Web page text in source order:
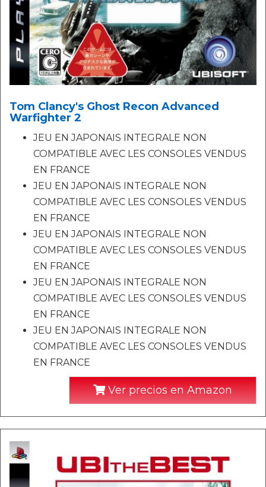
Tom Clancy's Ghost Recon Advanced
Warfighter 2
JEU EN JAPONAIS INTEGRALE NON
COMPATIBLE AVEC LES CONSOLES VENDUS
EN FRANCE
JEU EN JAPONAIS INTEGRALE NON
COMPATIBLE AVEC LES CONSOLES VENDUS
EN FRANCE
JEU EN JAPONAIS INTEGRALE NON
COMPATIBLE AVEC LES CONSOLES VENDUS
EN FRANCE
JEU EN JAPONAIS INTEGRALE NON
COMPATIBLE AVEC LES CONSOLES VENDUS
EN FRANCE
JEU EN JAPONAIS INTEGRALE NON
COMPATIBLE AVEC LES CONSOLES VENDUS
EN FRANCE
Ver precios en Amazon